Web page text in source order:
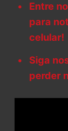
Entre
para
celular!
Siga
perder